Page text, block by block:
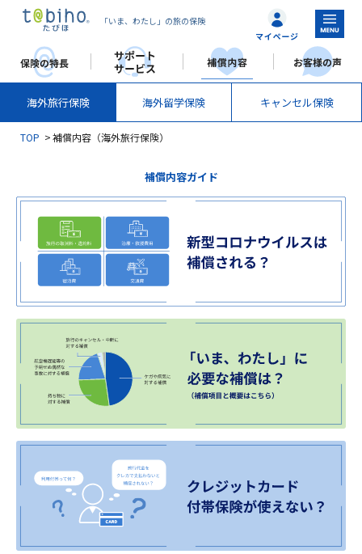
「いま、わたし」の旅の保険
海外旅行保険 海外留学保険 キャンセル保険
TOP 補償内容（海外旅行保険）
補償内容ガイド